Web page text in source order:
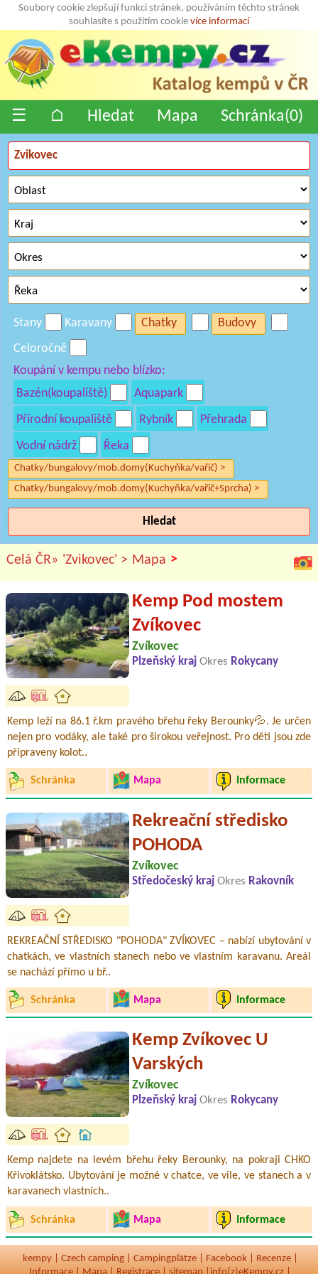
Soubory cookie zlepšují funkci stránek, používáním těchto stránek
souhlasíte s použitím cookie více informací
☰ ⌂ Hledat Mapa Schránka(0)
Stany Karavany Chatky
Budovy
Celoročně
Koupání v kempu nebo blízko:
Bazén(koupaliště)
Aquapark
Přírodní koupaliště
Rybník
Přehrada
Vodní nádrž
Řeka
Chatky/bungalovy/mob.domy(Kuchyňka/vařič) >
Chatky/bungalovy/mob.domy(Kuchyňka/vařič+Sprcha) >
Hledat
Celá ČR» 'Zvikovec' > Mapa >
Kemp Pod mostem
Zvíkovec
Zvíkovec
Plzeňský kraj Okres Rokycany
Kemp leží na 86.1 ř.km pravého břehu řeky Berounky💦. Je určen
nejen pro vodáky, ale také pro širokou veřejnost. Pro děti jsou zde
připraveny kolot..
Schránka Mapa Informace
Rekreační středisko
POHODA
Zvíkovec
Středočeský kraj Okres Rakovník
REKREAČNÍ STŘEDISKO "POHODA" ZVÍKOVEC – nabízí ubytování v
chatkách, ve vlastních stanech nebo ve vlastním karavanu. Areál
se nachází přímo u bř..
Schránka Mapa Informace
Kemp Zvíkovec U
Varských
Zvíkovec
Plzeňský kraj Okres Rokycany
Kemp najdete na levém břehu řeky Berounky, na pokraji CHKO
Křivoklátsko. Ubytování je možné v chatce, ve vile, ve stanech a v
karavanech vlastních..
Schránka Mapa Informace
kempy Czech camping Campingplätze Facebook Recenze